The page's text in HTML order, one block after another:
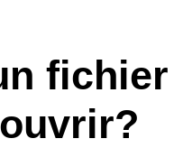
fichier